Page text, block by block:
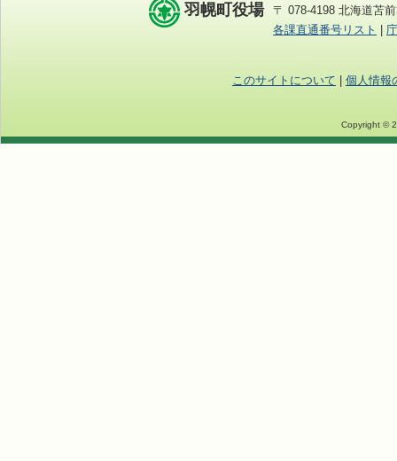
羽幌町役場
〒 078-4198 北海道苫
各課直通番号リスト
このサイトについて 個人情報
Copyright ©